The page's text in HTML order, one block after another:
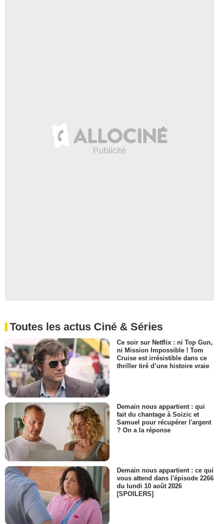
Toutes les actus Ciné & Séries
Ce soir sur Netflix : ni Top Gun,
ni Mission Impossible ! Tom
Cruise est irrésistible dans ce
thriller tiré d’une histoire vraie
Demain nous appartient : qui
fait du chantage à Soizic et
Samuel pour récupérer l'argent
? On a la réponse
Demain nous appartient : ce qui
vous attend dans l'épisode 2266
du lundi 10 août 2026
[SPOILERS]